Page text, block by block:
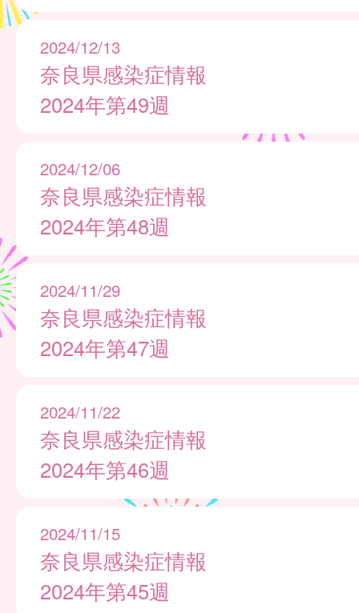
2024/12/13
奈良県感染症情報
2024年第49週
2024/12/06
奈良県感染症情報
2024年第48週
2024/11/29
奈良県感染症情報
2024年第47週
2024/11/22
奈良県感染症情報
2024年第46週
2024/11/15
奈良県感染症情報
2024年第45週